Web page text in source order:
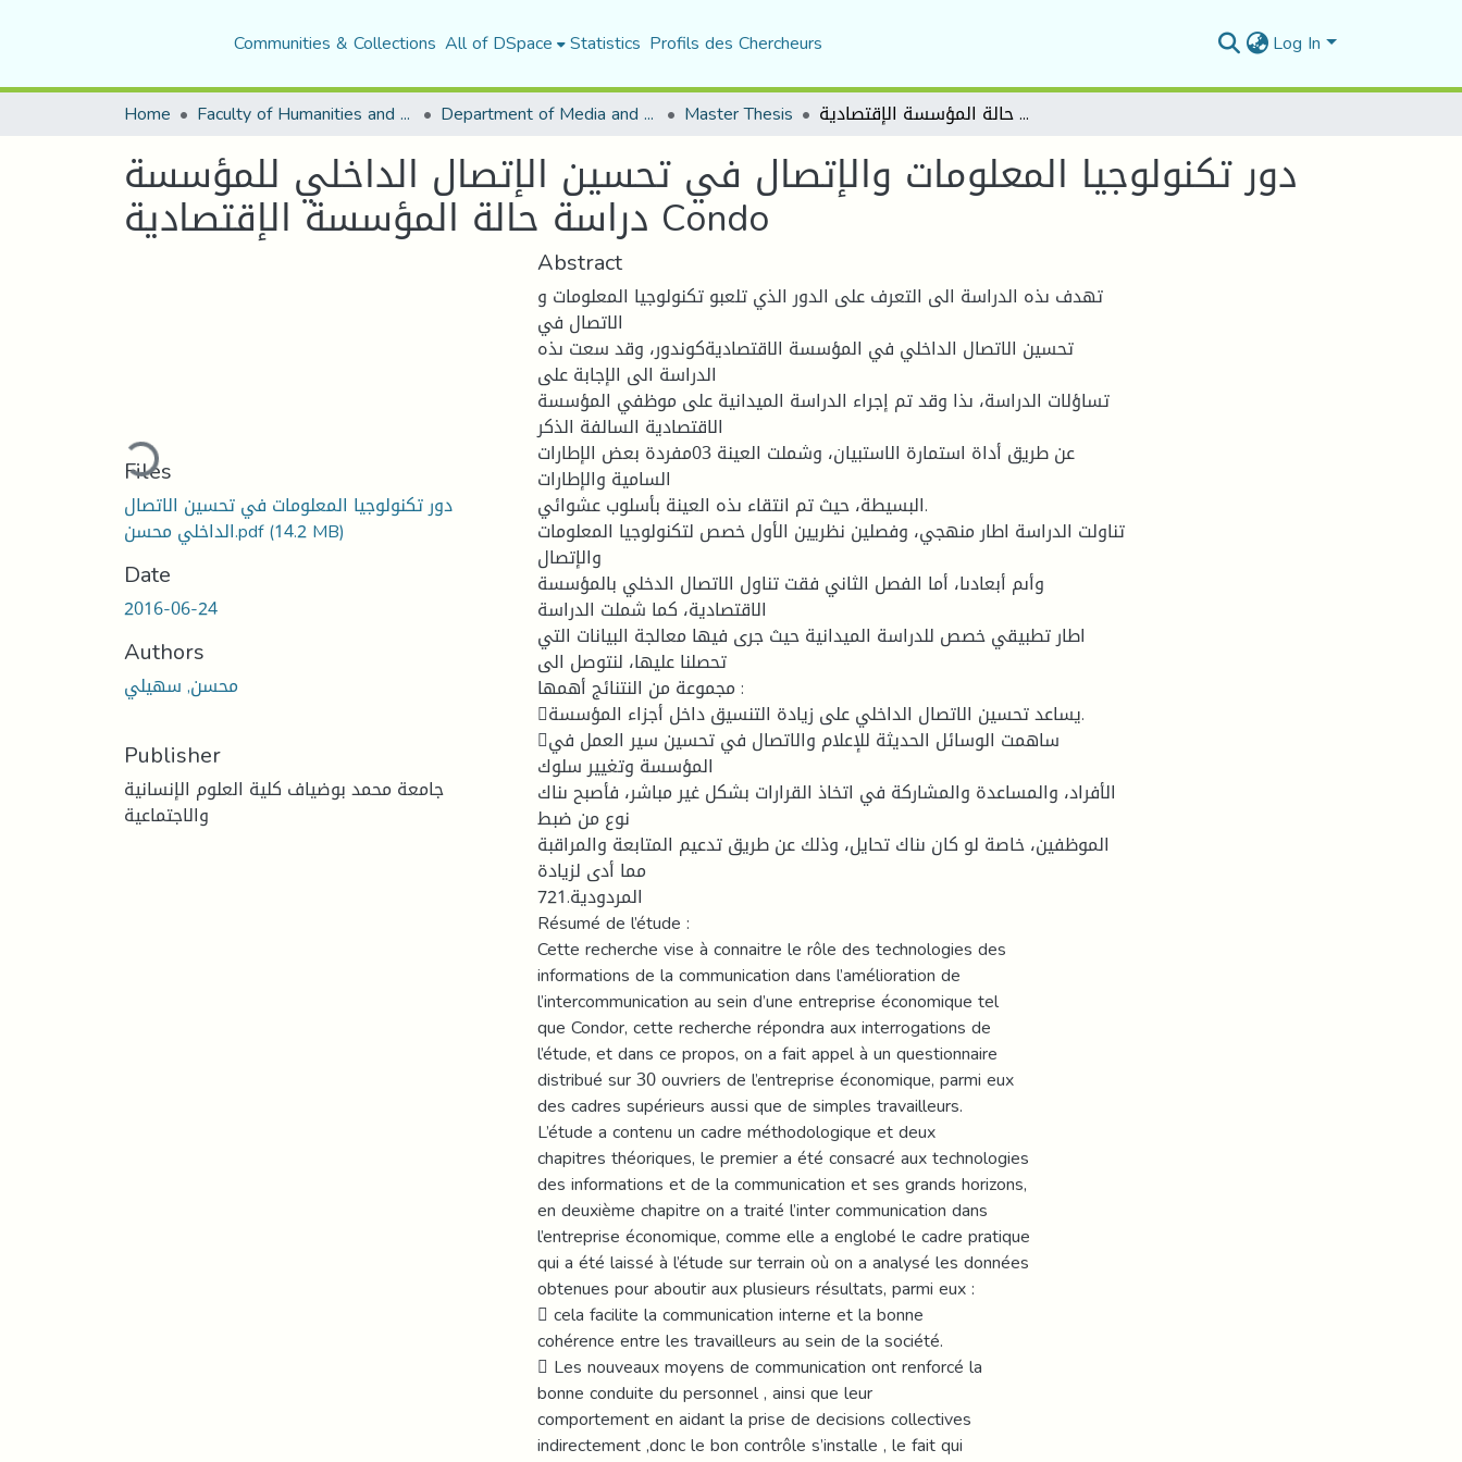
Communities & Collections All of DSpace Statistics Profils des Chercheurs Log In
Home Faculty of Humanities and Social Sciences Department of Media and Communication Studies Master Thesis دور تكنولوجيا المعلومات والإتصال في تحسين الإتصال الداخلي للمؤسسة دراسة حالة المؤسسة الإقتصادية Condo
دور تكنولوجيا المعلومات والإتصال في تحسين الإتصال الداخلي للمؤسسة
دراسة حالة المؤسسة الإقتصادية Condo
Loading...
Files
دور تكنولوجيا المعلومات في تحسين الاتصال
الداخلي محسن.pdf(14.2 MB)
Date
2016-06-24
Authors
محسن, سهيلي
Publisher
جامعة محمد بوضياف كلية العلوم الإنسانية
والاجتماعية
Abstract
تهدف ىذه الدراسة الى التعرف على الدور الذي تلعبو تكنولوجيا المعلومات و
الاتصال في
تحسين الاتصال الداخلي في المؤسسة الاقتصاديةكوندور، وقد سعت ىذه
الدراسة الى الإجابة على
تساؤلات الدراسة، ىذا وقد تم إجراء الدراسة الميدانية على موظفي المؤسسة
الاقتصادية السالفة الذكر
عن طريق أداة استمارة الاستبيان، وشملت العينة 03مفردة بعض الإطارات
السامية والإطارات
البسيطة، حيث تم انتقاء ىذه العينة بأسلوب عشوائي.
تناولت الدراسة اطار منهجي، وفصلين نظريين الأول خصص لتكنولوجيا المعلومات
والإتصال
وأىم أبعادىا، أما الفصل الثاني فقت تناول الاتصال الدخلي بالمؤسسة
الاقتصادية، كما شملت الدراسة
اطار تطبيقي خصص للدراسة الميدانية حيث جرى فيها معالجة البيانات التي
تحصلنا عليها، لنتوصل الى
مجموعة من النتنائج أهمها :
يساعد تحسين الاتصال الداخلي على زيادة التنسيق داخل أجزاء المؤسسة.
ساهمت الوسائل الحديثة للإعلام والاتصال في تحسين سير العمل في
المؤسسة وتغيير سلوك
الأفراد، والمساعدة والمشاركة في اتخاذ القرارات بشكل غير مباشر، فأصبح ىناك
نوع من ضبط
الموظفين، خاصة لو كان ىناك تحايل، وذلك عن طريق تدعيم المتابعة والمراقبة
مما أدى لزيادة
المردودية.721
Résumé de l’étude :
Cette recherche vise à connaitre le rôle des technologies des
informations de la communication dans l’amélioration de
l’intercommunication au sein d’une entreprise économique tel
que Condor, cette recherche répondra aux interrogations de
l’étude, et dans ce propos, on a fait appel à un questionnaire
distribué sur 30 ouvriers de l’entreprise économique, parmi eux
des cadres supérieurs aussi que de simples travailleurs.
L’étude a contenu un cadre méthodologique et deux
chapitres théoriques, le premier a été consacré aux technologies
des informations et de la communication et ses grands horizons,
en deuxième chapitre on a traité l’inter communication dans
l’entreprise économique, comme elle a englobé le cadre pratique
qui a été laissé à l’étude sur terrain où on a analysé les données
obtenues pour aboutir aux plusieurs résultats, parmi eux :
 cela facilite la communication interne et la bonne
cohérence entre les travailleurs au sein de la société.
 Les nouveaux moyens de communication ont renforcé la
bonne conduite du personnel , ainsi que leur
comportement en aidant la prise de decisions collectives
indirectement ,donc le bon contrôle s’installe , le fait qui